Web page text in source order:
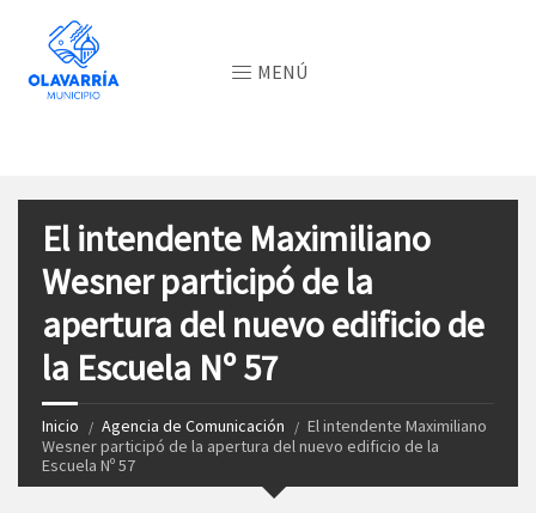
MENÚ
El intendente Maximiliano
Wesner participó de la
apertura del nuevo edificio de
la Escuela Nº 57
Inicio Agencia de Comunicación
El intendente Maximiliano
Wesner participó de la apertura del nuevo edificio de la
Escuela Nº 57